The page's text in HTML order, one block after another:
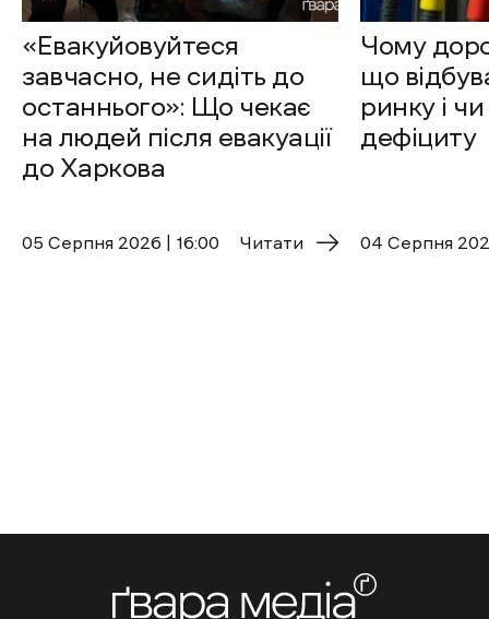
«Евакуйовуйтеся
завчасно, не сидіть до
останнього»: Що чекає
на людей після евакуації
до Харкова
05 Cерпня 2026 | 16:00 Читати
Чому
що
ринку і
дефіциту
04 Cерпня